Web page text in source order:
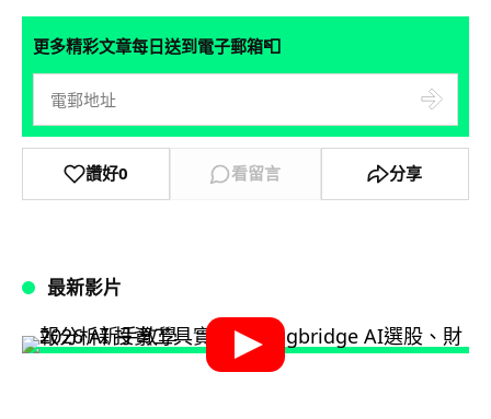
更多精彩文章每日送到電子郵箱📮
讚好0 看留言 分享
最新影片